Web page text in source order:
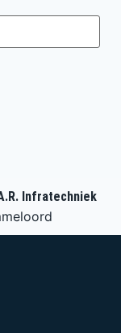
Infratechniek